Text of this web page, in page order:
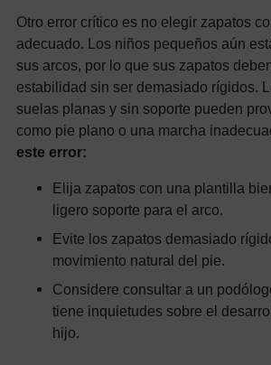
Otro error crítico es no elegir zapatos
adecuado. Los niños pequeños aún
sus arcos, por lo que sus zapatos
estabilidad sin ser demasiado rígidos.
suelas planas y sin soporte pueden
como pie plano o una marcha
este error:
Elija zapatos con una plantilla
ligero soporte para el arco.
Evite los zapatos demasiado
movimiento natural del pie.
Considere consultar a un
tiene inquietudes sobre el
hijo.